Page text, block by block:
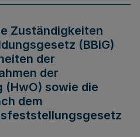
Zuständigkeiten
(BBiG)
der
der
(HwO) sowie die
dem